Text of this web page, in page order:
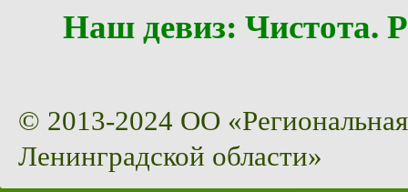
Наш девиз:
© 2013-2024 ОО
Ленинградской области»